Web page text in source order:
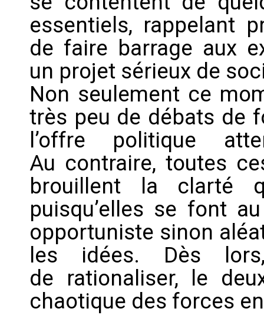
essentiels, rappelant
de faire barrage aux
un projet sérieux de
Non seulement ce
très peu de débats de
l’offre politique
Au contraire, toutes
brouillent la clarté
puisqu’elles se font
opportuniste sinon
les idées. Dès
de rationaliser, le
chaotique des forces